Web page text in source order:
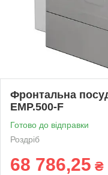
Фронтальна
EMP.500-F
Готово до відправки
Роздріб
68 786,25 ₴